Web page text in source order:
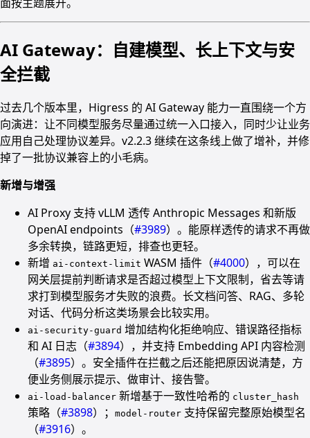
AI Gateway：自建模型、长上下文与安
全拦截
过去几个版本里，Higress 的 AI Gateway 能力一直围绕一个方
向演进：让不同模型服务尽量通过统一入口接入，同时少让业务
应用自己处理协议差异。v2.2.3 继续在这条线上做了增补，并修
掉了一批协议兼容上的小毛病。
新增与增强
AI Proxy 支持 vLLM 透传 Anthropic Messages 和新版
OpenAI endpoints（#3989）。能原样透传的请求不再做
多余转换，链路更短，排查也更轻。
新增 ai-context-limit WASM 插件（#4000），可以在
网关层提前判断请求是否超过模型上下文限制，省去等请
求打到模型服务才失败的浪费。长文档问答、RAG、多轮
对话、代码分析这类场景会比较实用。
ai-security-guard 增加结构化拒绝响应、错误路径指标
和 AI 日志（#3894），并支持 Embedding API 内容检测
（#3895）。安全插件在拦截之后还能把原因说清楚，方
便业务侧展示提示、做审计、接告警。
ai-load-balancer 新增基于一致性哈希的 cluster_hash
策略（#3898）； model-router 支持保留完整原始模型名
（#3916）。